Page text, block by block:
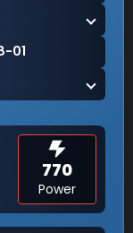
01
770
Power